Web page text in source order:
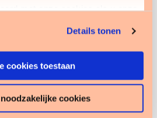
met onze cookies als u onze
Details tonen
cookies toestaan
cookies
Voor dit webinar is geen
je aan!